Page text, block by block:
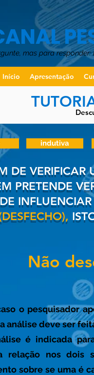
mas para responder:
Início Apresentação
indutiva
DE VERIFICAR
PRETENDE
o pesquisador
análise deve ser
é indicada
relação nos dois
sobre se uma é
Não